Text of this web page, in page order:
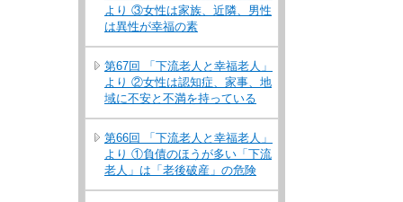
より ③女性は家族、近隣、男性
は異性が幸福の素
第67回 「下流老人と幸福老人」
より ②女性は認知症、家事、地
域に不安と不満を持っている
第66回 「下流老人と幸福老人」
より ①負債のほうが多い「下流
老人」は「老後破産」の危険